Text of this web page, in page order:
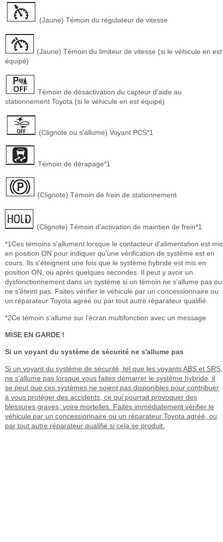
(Jaune) Témoin du régulateur de vitesse
(Jaune) Témoin du limiteur de vitesse (si le véhicule en est
équipé)
Témoin de désactivation du capteur d'aide au
stationnement Toyota (si le véhicule en est équipé)
(Clignote ou s'allume) Voyant PCS*1
Témoin de dérapage*1
(Clignote) Témoin de frein de stationnement
(Clignote) Témoin d'activation de maintien de frein*1
*1Ces témoins s'allument lorsque le contacteur d'alimentation est mis
en position ON pour indiquer qu'une vérification de système est en
cours. Ils s'éteignent une fois que le système hybride est mis en
position ON, ou après quelques secondes. Il peut y avoir un
dysfonctionnement dans un système si un témoin ne s'allume pas ou
ne s'éteint pas. Faites vérifier le véhicule par un concessionnaire ou
un réparateur Toyota agréé ou par tout autre réparateur qualifié.
*2Ce témoin s'allume sur l'écran multifonction avec un message
MISE EN GARDE !
Si un voyant du système de sécurité ne s'allume pas
Si un voyant du système de sécurité, tel que les voyants ABS et SRS,
ne s'allume pas lorsque vous faites démarrer le système hybride, il
se peut que ces systèmes ne soient pas disponibles pour contribuer
à vous protéger des accidents, ce qui pourrait provoquer des
blessures graves, voire mortelles. Faites immédiatement vérifier le
véhicule par un concessionnaire ou un réparateur Toyota agréé, ou
par tout autre réparateur qualifié si cela se produit.